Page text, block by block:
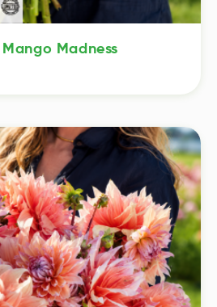
Madness